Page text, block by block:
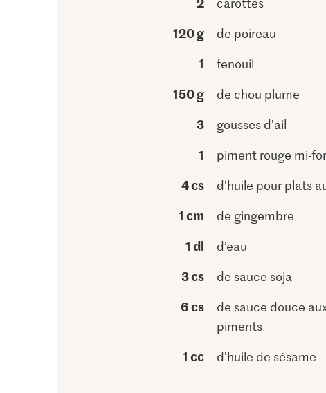
120 g de poireau
1 fenouil
150 g de chou plume
3 gousses d'ail
1 piment rouge mi-
4 cs d'huile pour plats
1 cm de gingembre
1 dl d’eau
3 cs de sauce soja
6 cs
de sauce douce
piments
1 cc d'huile de sésame